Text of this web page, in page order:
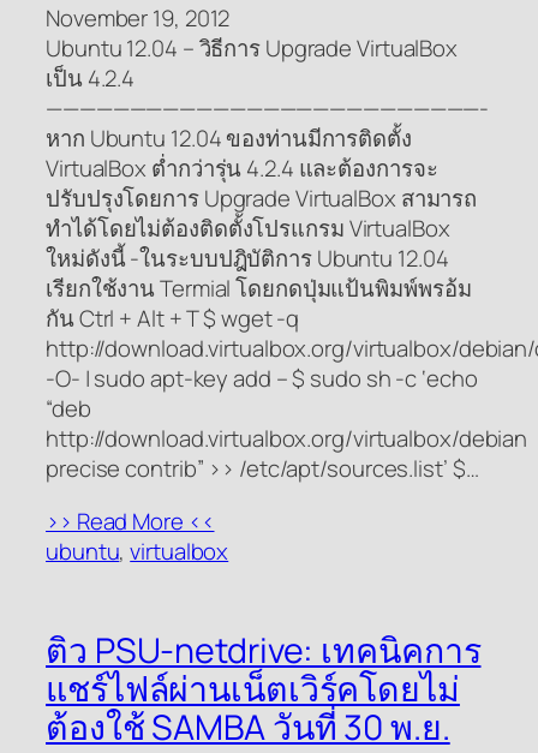
November 19, 2012
Ubuntu 12.04 – วิธีการ Upgrade VirtualBox
เป็น 4.2.4
——————————————————————————-
หาก Ubuntu 12.04 ของท่านมีการติดตั้ง
VirtualBox ต่ำกว่ารุ่น 4.2.4 และต้องการจะ
ปรับปรุงโดยการ Upgrade VirtualBox สามารถ
ทำได้โดยไม่ต้องติดตั้งโปรแกรม VirtualBox
ใหม่ดังนี้ -ในระบบปฎิบัติการ Ubuntu 12.04
เรียกใช้งาน Termial โดยกดปุ่มแป้นพิมพ์พรอ้ม
กัน Ctrl + Alt + T $ wget -q
http://download.virtualbox.org/virtualbox/
-O- | sudo apt-key add – $ sudo sh -c ‘echo
“deb
http://download.virtualbox.org/virtualbox/debian
precise contrib” >> /etc/apt/sources.list’ $…
>> Read More <<
ubuntu, virtualbox
ติว PSU-netdrive: เทคนิคการ
แชร์ไฟล์ผ่านเน็ตเวิร์คโดยไม่
ต้องใช้ SAMBA วันที่ 30 พ.ย.